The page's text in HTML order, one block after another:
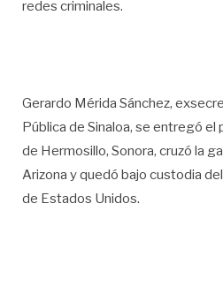
redes criminales.
Gerardo Mérida Sánchez,
Pública de Sinaloa, se entregó el
de Hermosillo, Sonora, cruzó la
Arizona y quedó bajo custodia
de Estados Unidos.